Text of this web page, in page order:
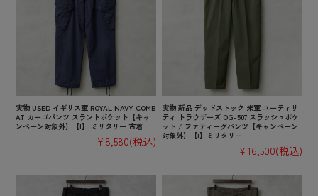
実物 USED イギリス軍 ROYAL NAVY COMB
AT カーゴパンツ スラントポケット【キャ
ンペーン対象外】【I】 ミリタリー 古着
¥8,580(税込)
実物 新品 デッドストック 米軍 ユーティリ
ティ トラウザーズ OG-507 スラッシュポケ
ット / ファティーグパンツ【キャンペーン
対象外】【I】ミリタリー
¥16,500(税込)